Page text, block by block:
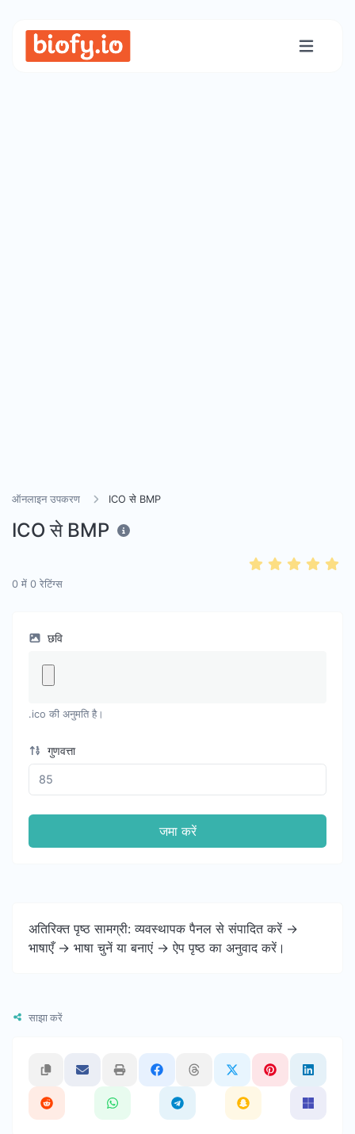
ऑनलाइन उपकरण ICO से BMP
ICO से BMP
0 में 0 रेटिंग्स
छवि
.ico की अनुमति है।
गुणवत्ता
जमा करें
अतिरिक्त पृष्ठ सामग्री: व्यवस्थापक पैनल से संपादित करें ->
भाषाएँ -> भाषा चुनें या बनाएं -> ऐप पृष्ठ का अनुवाद करें।
साझा करें